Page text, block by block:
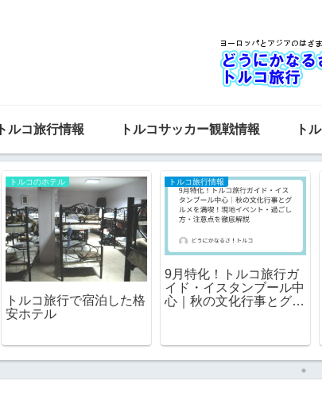
トルコ旅行情報 トルコサッカー観戦情報 ト
トルコ旅行情報
トルコの天気予報ならこ
気チェックができる便利
な天気予報サイト。
トルコ旅行情報
プライオリティパスが使
えるイスタンブール空港
のラウンジ